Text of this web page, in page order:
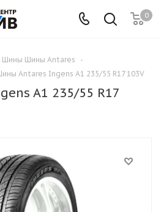
0
Шины Шины Antares
-
Antares Ingens A1 235/55 R17 103V
A1 235/55 R17